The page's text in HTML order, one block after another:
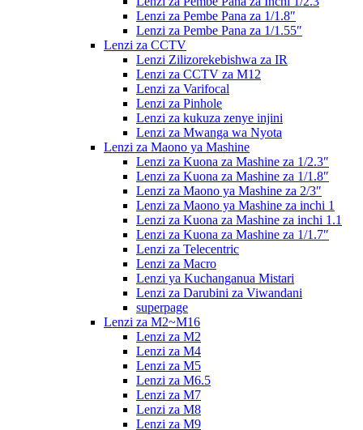
Lenzi za Pembe Pana za 1/1.8″
Lenzi za Pembe Pana za 1/1.55″
Lenzi za CCTV
Lenzi Zilizorekebishwa za IR
Lenzi za CCTV za M12
Lenzi za Varifocal
Lenzi za Pinhole
Lenzi za kukuza zenye injini
Lenzi za Mwanga wa Nyota
Lenzi za Maono ya Mashine
Lenzi za Kuona za Mashine za 1/2.3″
Lenzi za Kuona za Mashine za 1/1.8″
Lenzi za Maono ya Mashine za 2/3″
Lenzi za Maono ya Mashine za inchi 1
Lenzi za Kuona za Mashine za inchi 1.1
Lenzi za Kuona za Mashine za 1/1.7″
Lenzi za Telecentric
Lenzi za Macro
Lenzi ya Kuchanganua Mistari
Lenzi za Darubini za Viwandani
superpage
Lenzi za M2~M16
Lenzi za M2
Lenzi za M4
Lenzi za M5
Lenzi za M6.5
Lenzi za M7
Lenzi za M8
Lenzi za M9